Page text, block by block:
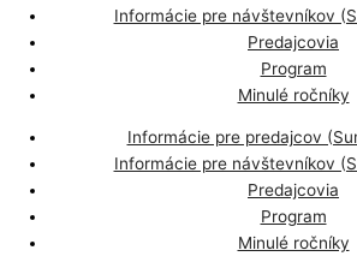
Informácie pre návštevníkov
Predajcovia
Program
Minulé ročníky
Informácie pre predajcov
Informácie pre návštevníkov
Predajcovia
Program
Minulé ročníky